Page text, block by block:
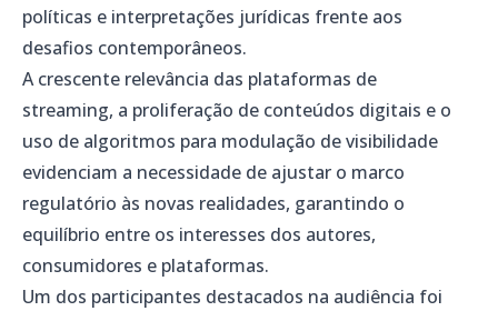
políticas e interpretações jurídicas frente aos
desafios contemporâneos.
A crescente relevância das plataformas de
streaming, a proliferação de conteúdos digitais e o
uso de algoritmos para modulação de visibilidade
evidenciam a necessidade de ajustar o marco
regulatório às novas realidades, garantindo o
equilíbrio entre os interesses dos autores,
consumidores e plataformas.
Um dos participantes destacados na audiência foi